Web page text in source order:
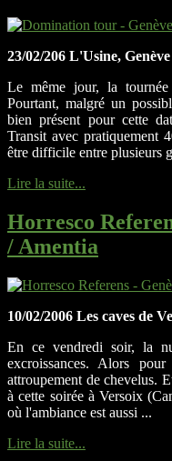
23/02/206 L'Usine, Genève
Le même jour, la
Pourtant, malgré un
bien présent pour cette
Transit avec pratiquement
être difficile entre plusieurs
Lire la suite...
Horresco
/ Amentia
10/02/2006 Les caves de
En ce vendredi soir, la
excroissances. Alors
attroupement de chevelus.
à cette soirée à Versoix
où l'ambiance est aussi ...
Lire la suite...